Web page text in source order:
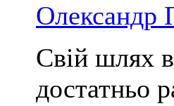
Олександр
Свій шлях
достатньо